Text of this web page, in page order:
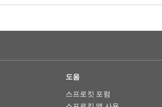
도움
스프로킷 포럼